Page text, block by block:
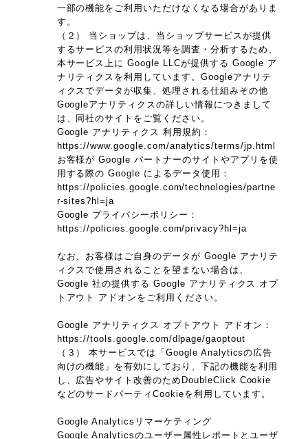
一部の機能をご利用いただけなくなる場合がありま
す。
（２） 当ショップは、当ショップサービスが提供
するサービスの利用状況等を調査・分析するため、
本サービス上に Google LLCが提供する Google ア
ナリティクスを利用しています。Googleアナリテ
ィクスでデータが収集、処理される仕組みその他
Googleアナリティクスの詳しい情報につきまして
は、同社のサイトをご覧ください。
Google アナリティクス 利用規約：
https://www.google.com/analytics/terms/jp.html
お客様が Google パートナーのサイトやアプリを使
用する際の Google によるデータ使用：
https://policies.google.com/technologies/partne
r-sites?hl=ja
Google プライバシーポリシー：
https://policies.google.com/privacy?hl=ja
なお、お客様はご自身のデータが Google アナリテ
ィクスで使用されることを望まない場合は、
Google 社の提供する Google アナリティクス オプ
トアウト アドオンをご利用ください。
Google アナリティクス オプトアウト アドオン：
https://tools.google.com/dlpage/gaoptout
（３） 本サービスでは「Google Analyticsの広告
向けの機能」を有効にしており、下記の機能を利用
し、広告やサイト改善のためDoubleClick Cookie
などのサードパーティCookieを利用しています。
Google Analyticsリマーケティング
Google Analyticsのユーザー属性レポートとユーザ